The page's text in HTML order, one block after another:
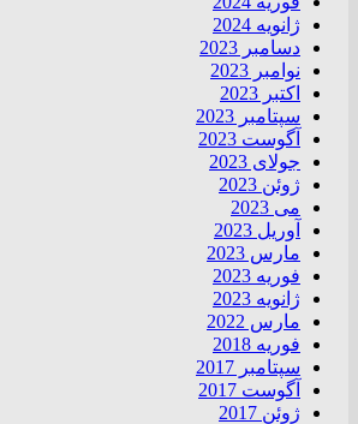
ژانویه 2024
دسامبر 2023
نوامبر 2023
اکتبر 2023
سپتامبر 2023
آگوست 2023
جولای 2023
ژوئن 2023
می 2023
آوریل 2023
مارس 2023
فوریه 2023
ژانویه 2023
مارس 2022
فوریه 2018
سپتامبر 2017
آگوست 2017
ژوئن 2017